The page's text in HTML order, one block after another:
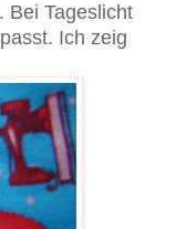
Bei Tageslicht
Ich zeig